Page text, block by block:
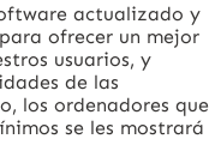
actualizado y
ofrecer un mejor
usuarios, y
de las
los ordenadores que
se les mostrará